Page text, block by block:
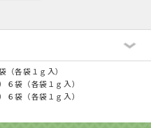
（各袋１ｇ入）
６袋（各袋１ｇ入）
６袋（各袋１ｇ入）